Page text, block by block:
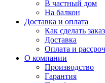
В частный дом
На балкон
Доставка и оплата
Как сделать заказ
Доставка
Оплата и
О компании
Производство
Гарантия